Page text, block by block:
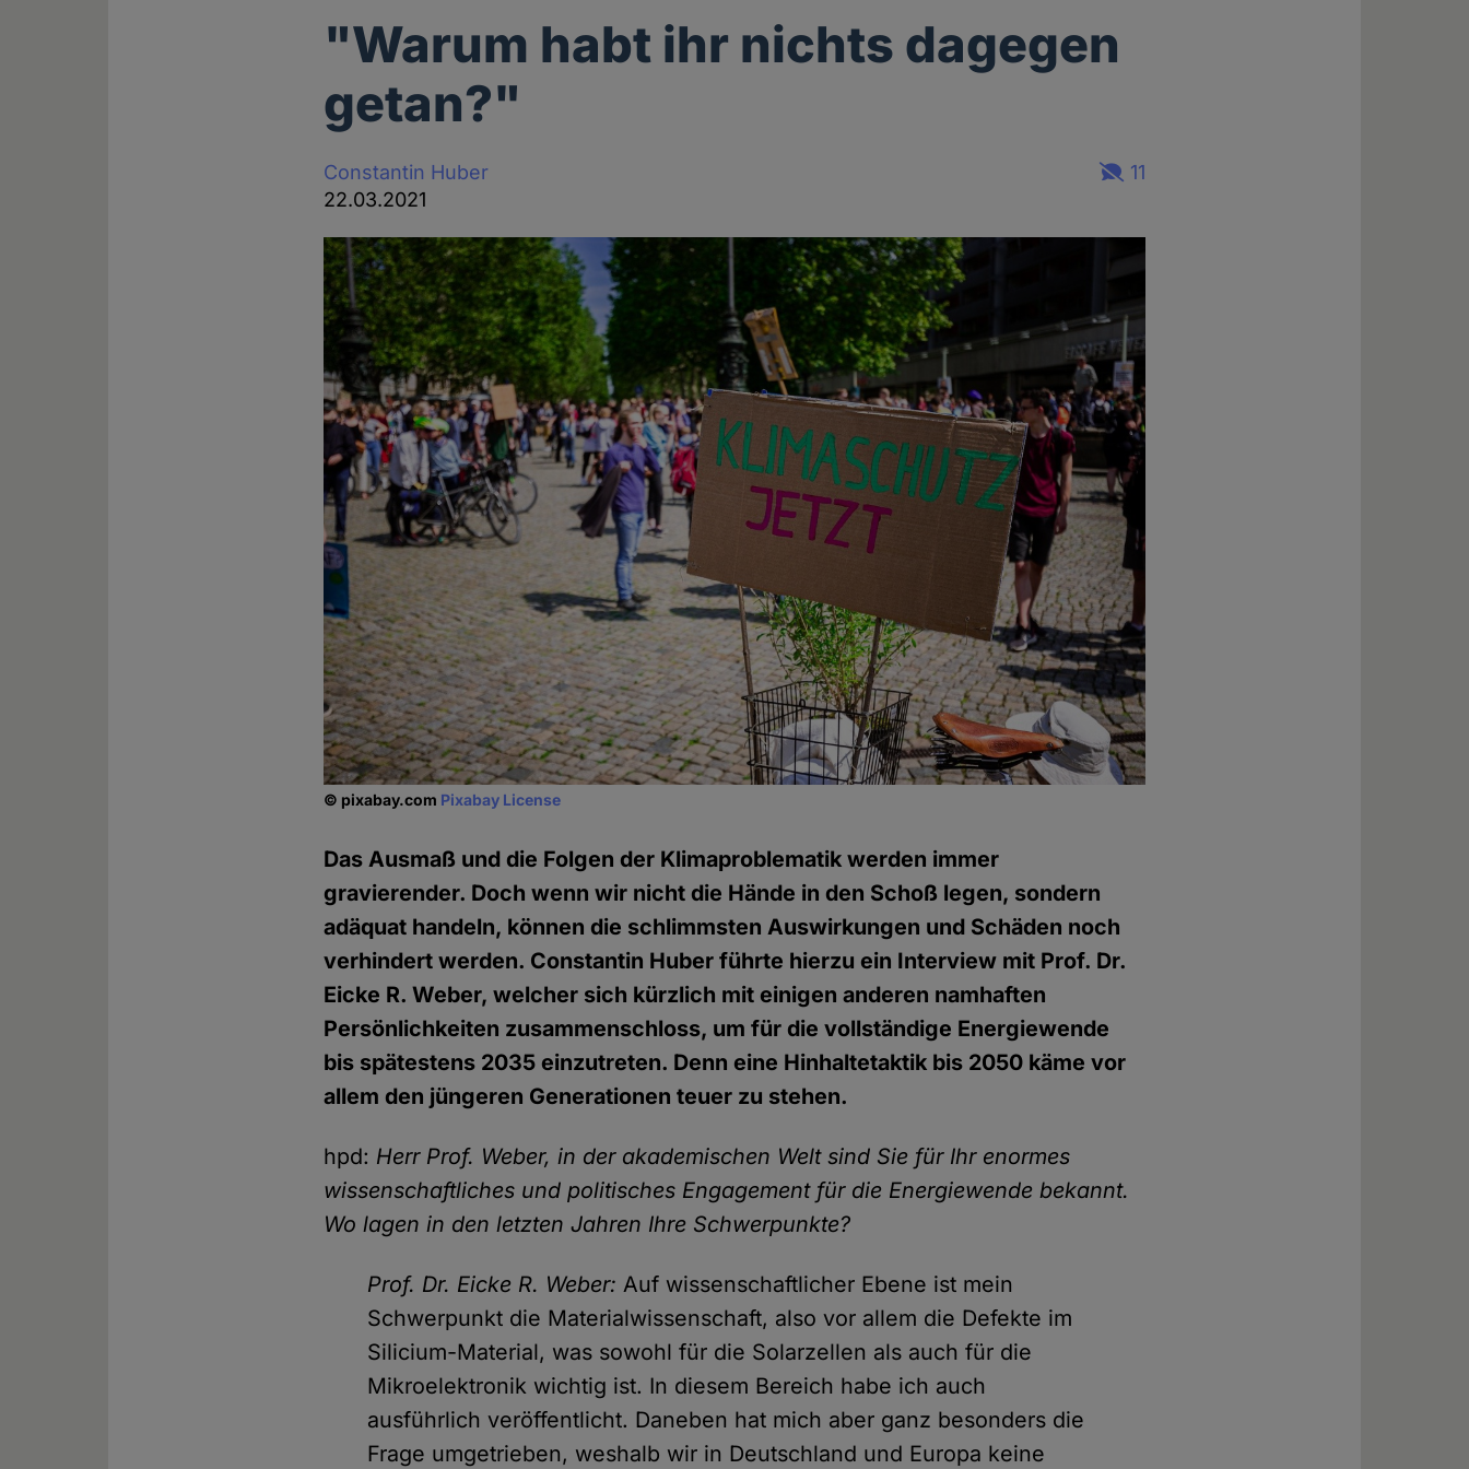
"Warum habt ihr nichts dagegen
getan?"
Constantin Huber
22.03.2021
11
© pixabay.com Pixabay License
Das Ausmaß und die Folgen der Klimaproblematik werden immer
gravierender. Doch wenn wir nicht die Hände in den Schoß legen, sondern
adäquat handeln, können die schlimmsten Auswirkungen und Schäden noch
verhindert werden. Constantin Huber führte hierzu ein Interview mit Prof. Dr.
Eicke R. Weber, welcher sich kürzlich mit einigen anderen namhaften
Persönlichkeiten zusammenschloss, um für die vollständige Energiewende
bis spätestens 2035 einzutreten. Denn eine Hinhaltetaktik bis 2050 käme vor
allem den jüngeren Generationen teuer zu stehen.
hpd: Herr Prof. Weber, in der akademischen Welt sind Sie für Ihr enormes
wissenschaftliches und politisches Engagement für die Energiewende bekannt.
Wo lagen in den letzten Jahren Ihre Schwerpunkte?
Prof. Dr. Eicke R. Weber:Auf wissenschaftlicher Ebene ist mein
Schwerpunkt die Materialwissenschaft, also vor allem die Defekte im
Silicium-Material, was sowohl für die Solarzellen als auch für die
Mikroelektronik wichtig ist. In diesem Bereich habe ich auch
ausführlich veröffentlicht. Daneben hat mich aber ganz besonders die
Frage umgetrieben, weshalb wir in Deutschland und Europa keine